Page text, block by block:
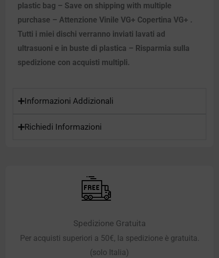
plastic bag – Save on shipping with multiple
purchase – Attenzione Vinile VG+ Copertina VG+ .
Tutti i miei dischi verranno inviati lavati ad
ultrasuoni e in buste di plastica – Risparmia sulla
spedizione con acquisti multipli.
Informazioni Addizionali
Richiedi Informazioni
Spedizione Gratuita
Per acquisti superiori a 50€, la spedizione è gratuita.
(solo Italia)